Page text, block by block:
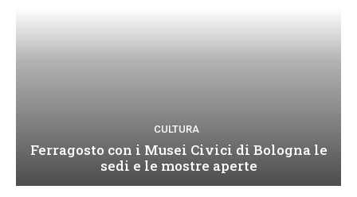
CULTURA
Ferragosto con i Musei Civici di Bologna le
sedi e le mostre aperte